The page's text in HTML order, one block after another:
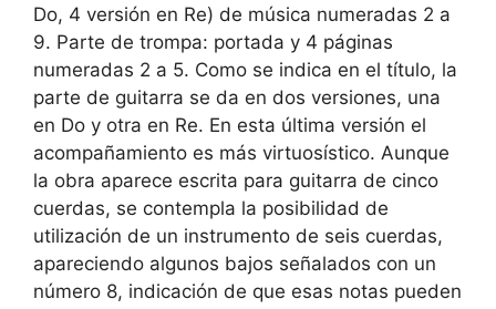
Do, 4 versión en Re) de música numeradas 2 a
9. Parte de trompa: portada y 4 páginas
numeradas 2 a 5. Como se indica en el título, la
parte de guitarra se da en dos versiones, una
en Do y otra en Re. En esta última versión el
acompañamiento es más virtuosístico. Aunque
la obra aparece escrita para guitarra de cinco
cuerdas, se contempla la posibilidad de
utilización de un instrumento de seis cuerdas,
apareciendo algunos bajos señalados con un
número 8, indicación de que esas notas pueden